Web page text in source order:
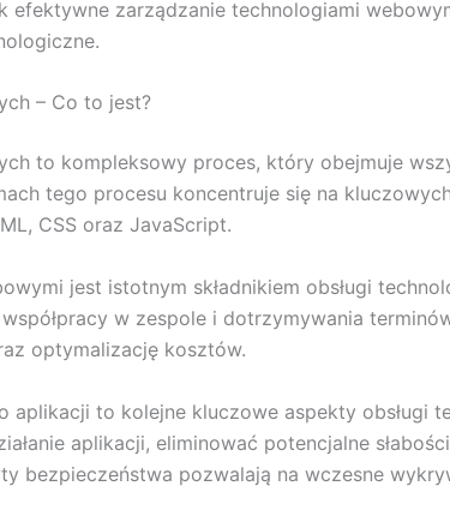
efektywne zarządzanie technologiami
– Co to jest?
to kompleksowy proces, który obejmuje
tego procesu koncentruje się na
CSS oraz JavaScript.
jest istotnym składnikiem obsługi
w zespole i dotrzymywania
optymalizację kosztów.
aplikacji to kolejne kluczowe aspekty
aplikacji, eliminować potencjalne
bezpieczeństwa pozwalają na wczesne